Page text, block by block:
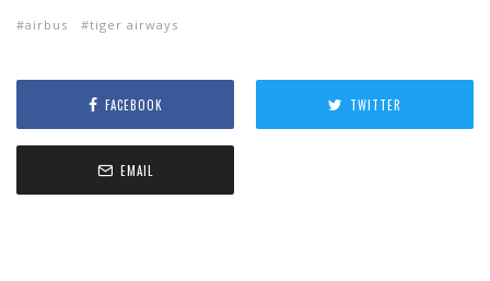
airbus tiger airways
FACEBOOK TWITTER
EMAIL